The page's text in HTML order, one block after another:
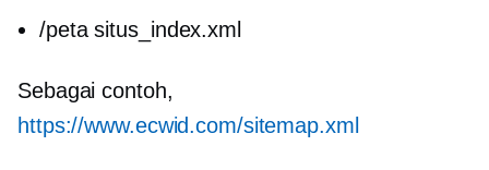
/peta situs_index.xml
Sebagai contoh,
https://www.ecwid.com/sitemap.xml